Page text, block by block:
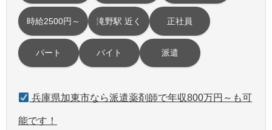
時給2500円～ 滝野駅 近く 正社員
パート バイト 派遣
兵庫県加東市なら派遣薬剤師で年収800万円～も可
能です！